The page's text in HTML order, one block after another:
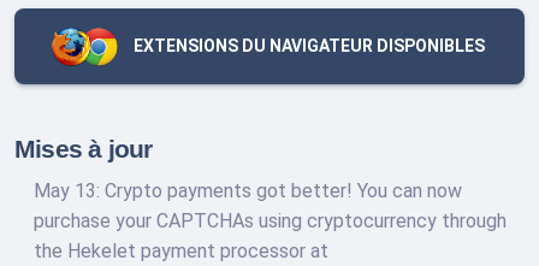
EXTENSIONS DU NAVIGATEUR DISPONIBLES
Mises à jour
May 13: Crypto payments got better! You can now
purchase your CAPTCHAs using cryptocurrency through
the Hekelet payment processor at